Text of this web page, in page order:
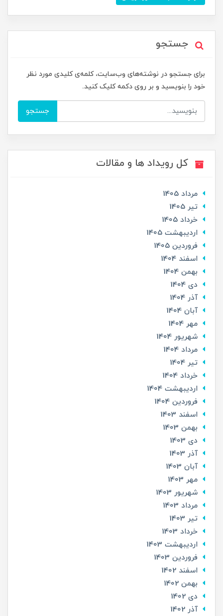
جستجو
برای جستجو در نوشته‌های وب‌سایت، کلمه‌ی کلیدی مورد نظر
خود را بنویسید و بر روی دکمه کلیک کنید.
جستجو
کل رویداد ها و مقالات
مرداد 1405
تير 1405
خرداد 1405
ارديبهشت 1405
فروردین 1405
اسفند 1404
بهمن 1404
دی 1404
آذر 1404
آبان 1404
مهر 1404
شهریور 1404
مرداد 1404
تير 1404
خرداد 1404
ارديبهشت 1404
فروردین 1404
اسفند 1403
بهمن 1403
دی 1403
آذر 1403
آبان 1403
مهر 1403
شهریور 1403
مرداد 1403
تير 1403
خرداد 1403
ارديبهشت 1403
فروردین 1403
اسفند 1402
بهمن 1402
دی 1402
آذر 1402